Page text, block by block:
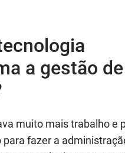
a gestão de
muito mais trabalho e
fazer a